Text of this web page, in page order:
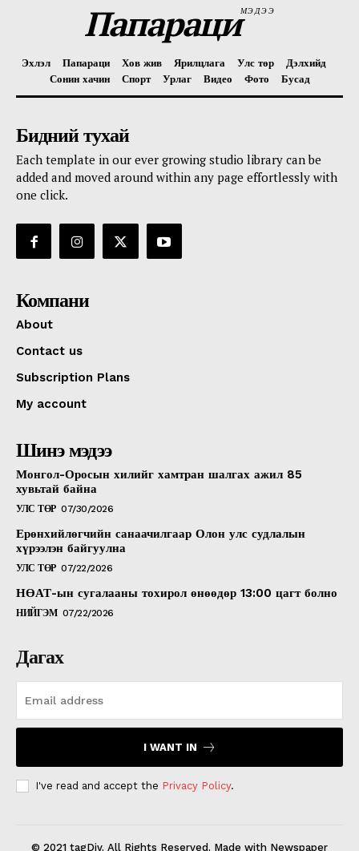
ПапарациМЭДЭЭ
Эхлэл Папараци Хов жив Ярилцлага Улс төр
Дэлхийд
Сонин хачин
Спорт Урлаг Видео Фото Бусад
Бидний тухай
Each template in our ever growing studio library can be
added and moved around within any page effortlessly with
one click.
Компани
About
Contact us
Subscription Plans
My account
Шинэ мэдээ
Монгол-Оросын хилийг хамтран шалгах ажил 85
хувьтай байна
УЛС ТӨР 07/30/2026
Ерөнхийлөгчийн санаачилгаар Олон улс судлалын
хүрээлэн байгуулна
УЛС ТӨР 07/22/2026
НӨАТ-ын сугалааны тохирол өнөөдөр 13:00 цагт болно
НИЙГЭМ 07/22/2026
Дагах
I WANT IN
I've read and accept the Privacy Policy.
© 2021 tagDiv. All Rights Reserved. Made with Newspaper